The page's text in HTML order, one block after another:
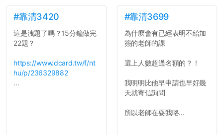
#靠清3420
這是洩題了嗎？15分鐘做完
22題？
https://www.dcard.tw/f/nt
hu/p/236329882
...
#靠清3699
為什麼會有已經表明不給加
簽的老師的課
選上人數超過名額的？！
我明明比他早申請也早好幾
天就寄信詢問
所以老師在耍我咯...